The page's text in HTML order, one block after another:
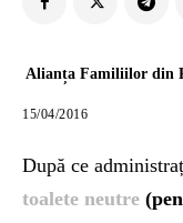
Alianța Familiilor din
15/04/2016
După ce
toalete neutre